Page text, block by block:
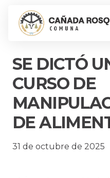
SE DICTÓ
CURSO DE
DE
31 de octubre de 2025